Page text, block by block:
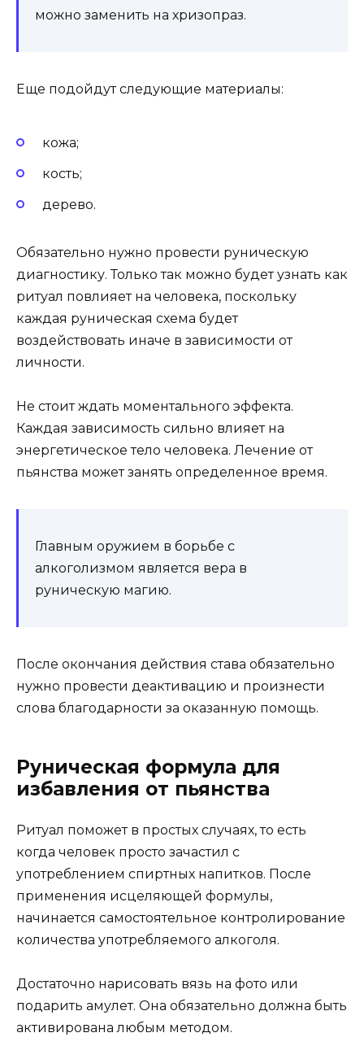
можно заменить на хризопраз.
Еще подойдут следующие материалы:
кожа;
кость;
дерево.
Обязательно нужно провести руническую
диагностику. Только так можно будет узнать как
ритуал повлияет на человека, поскольку
каждая руническая схема будет
воздействовать иначе в зависимости от
личности.
Не стоит ждать моментального эффекта.
Каждая зависимость сильно влияет на
энергетическое тело человека. Лечение от
пьянства может занять определенное время.
Главным оружием в борьбе с
алкоголизмом является вера в
руническую магию.
После окончания действия става обязательно
нужно провести деактивацию и произнести
слова благодарности за оказанную помощь.
Руническая формула для
избавления от пьянства
Ритуал поможет в простых случаях, то есть
когда человек просто зачастил с
употреблением спиртных напитков. После
применения исцеляющей формулы,
начинается самостоятельное контролирование
количества употребляемого алкоголя.
Достаточно нарисовать вязь на фото или
подарить амулет. Она обязательно должна быть
активирована любым методом.